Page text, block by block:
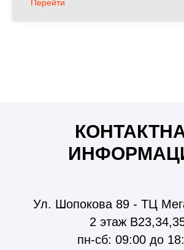
Перейти
Ул. Шопокова 89 - ТЦ
2 этаж
пн-сб: 09:00 до